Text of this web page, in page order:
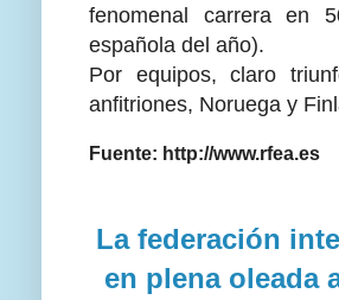
fenomenal carrera en
española del año).
Por equipos, claro
anfitriones, Noruega y
Fuente: http://www.rfea.es
La federación
en plena oleada